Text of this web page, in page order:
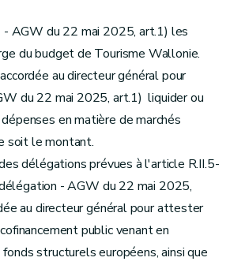
AGW du 22 mai 2025, art.1) les
du budget de Tourisme Wallonie.
au directeur général pour
du 22 mai 2025, art.1) liquider ou
en matière de marchés
soit le montant.
délégations prévues à l'article R.II.5-
- AGW du 22 mai 2025,
au directeur général pour attester
public venant en
structurels européens, ainsi que